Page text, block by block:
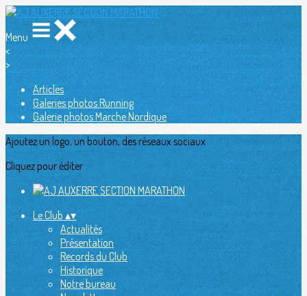
Menu
<
>
Articles
Galeries photos Running
Galerie photos Marche Nordique
Ajoutez un logo, un bouton, des réseaux sociaux
Cliquez pour éditer
Le Club▴▾
Actualités
Présentation
Records du Club
Historique
Notre bureau